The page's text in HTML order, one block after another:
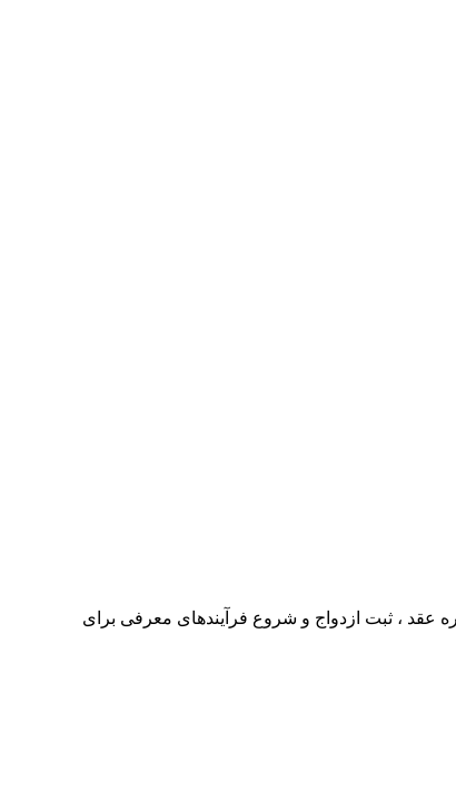
عقد ، ثبت ازدواج و شروع فرآیندهای معرفی برای